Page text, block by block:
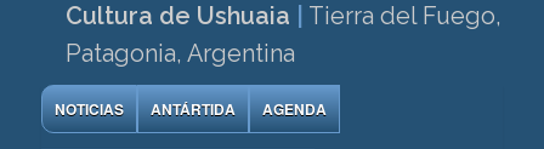
Cultura de Ushuaia
Tierra del Fuego,
Patagonia, Argentina
NOTICIAS ANTÁRTIDA AGENDA